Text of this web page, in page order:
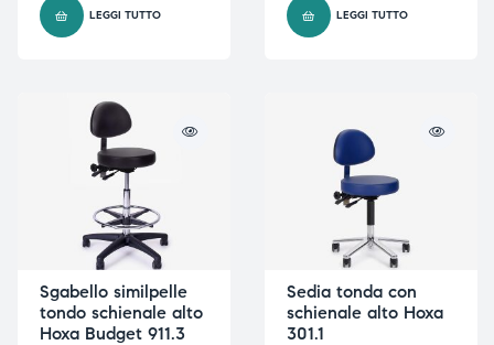
LEGGI TUTTO LEGGI TUTTO
Sgabello similpelle
tondo schienale alto
Hoxa Budget 911.3
Sedia tonda con
schienale alto Hoxa
301.1